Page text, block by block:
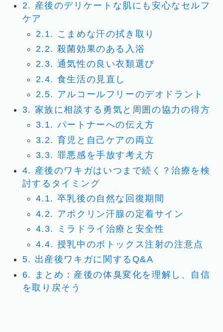
2. 産後のデリケートな肌にも安心なセルフ
ケア
2.1. こまめな汗の拭き取り
2.2. 殺菌効果のある入浴
2.3. 通気性の良い衣類選び
2.4. 食生活の見直し
2.5. アルコールフリーのデオドラント
3. 家族に相談する勇気と周囲の協力の得方
3.1. パートナーへの伝え方
3.2. 育児と自己ケアの両立
3.3. 罪悪感を手放す考え方
4. 産後のワキガはいつまで続く？治療を検
討するタイミング
4.1. 卒乳後の自然な回復期間
4.2. アポクリン汗腺の定着サイン
4.3.
ミラドライ治療と安全性
4.4. 授乳中のボトックス注射の注意点
5. 出産後ワキガに関するQ&A
6.
まとめ：産後の体臭変化を理解し、自信
を取り戻そう